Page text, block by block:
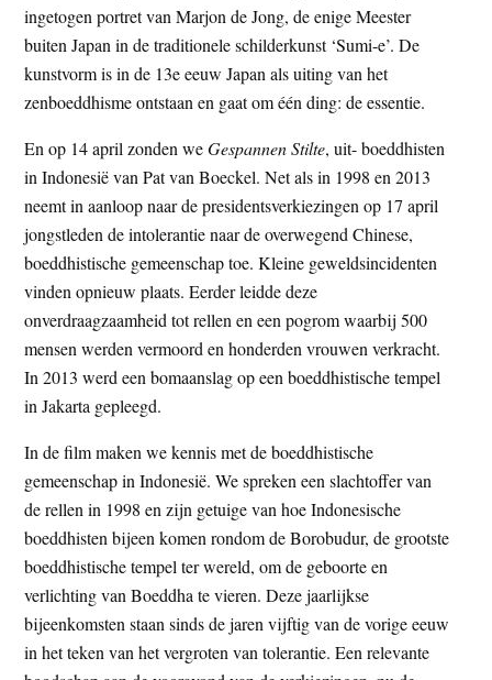
ingetogen portret van Marjon de Jong, de enige Meester
buiten Japan in de traditionele schilderkunst ‘Sumi-e’. De
kunstvorm is in de 13e eeuw Japan als uiting van het
zenboeddhisme ontstaan en gaat om één ding: de essentie.
En op 14 april zonden weGespannen Stilte, uit- boeddhisten
in Indonesië van Pat van Boeckel. Net als in 1998 en 2013
neemt in aanloop naar de presidentsverkiezingen op 17 april
jongstleden de intolerantie naar de overwegend Chinese,
boeddhistische gemeenschap toe. Kleine geweldsincidenten
vinden opnieuw plaats. Eerder leidde deze
onverdraagzaamheid tot rellen en een pogrom waarbij 500
mensen werden vermoord en honderden vrouwen verkracht.
In 2013 werd een bomaanslag op een boeddhistische tempel
in Jakarta gepleegd.
In de film maken we kennis met de boeddhistische
gemeenschap in Indonesië. We spreken een slachtoffer van
de rellen in 1998 en zijn getuige van hoe Indonesische
boeddhisten bijeen komen rondom de Borobudur, de grootste
boeddhistische tempel ter wereld, om de geboorte en
verlichting van Boeddha te vieren. Deze jaarlijkse
bijeenkomsten staan sinds de jaren vijftig van de vorige eeuw
in het teken van het vergroten van tolerantie. Een relevante